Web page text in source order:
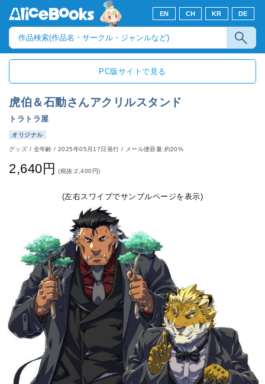
EN CH KR DE
PC版サイトで見る
虎伯＆石動さんアクリルスタンド
トラトラ屋
オリジナル
グッズ / 全年齢/2025年05月17日発行 / メール便容量:約20%
2,640円 (税抜:2,400円)
(左右スワイプでサンプルページを表示)